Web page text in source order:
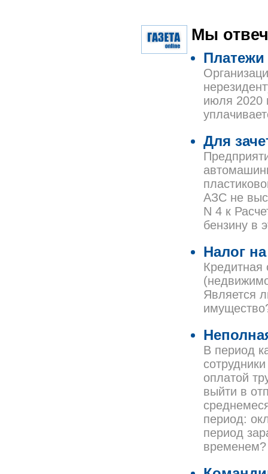
Мы
Платежи
июля 2020
Для
АЗС не
N 4 к
бензину в
Налог
Кредитная
Является
В период
оплатой
выйти в
период:
период
временем?